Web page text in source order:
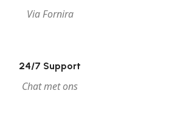
Via Fornira
24/7 Support
Chat met ons